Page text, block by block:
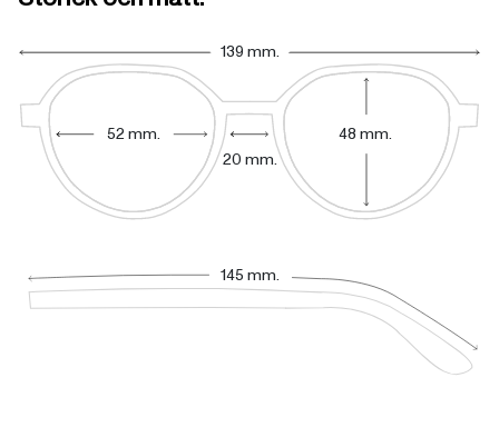
20 mm.
52 mm. 48 mm.
139 mm.
145 mm.